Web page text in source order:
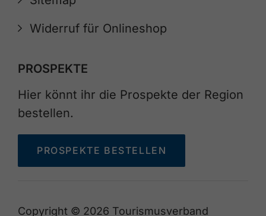
Widerruf für Onlineshop
PROSPEKTE
Hier könnt ihr die Prospekte der Region
bestellen.
PROSPEKTE BESTELLEN
Copyright © 2026 Tourismusverband